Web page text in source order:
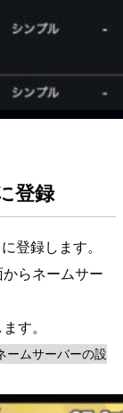
登録
登録します。
らネームサー
す。
ームサーバーの設